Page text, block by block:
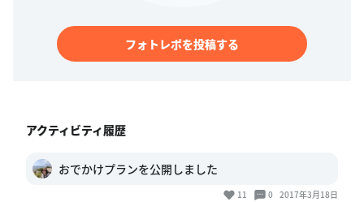
フォトレポを投稿する
アクティビティ履歴
おでかけプランを公開しました
11 0 2017年3月18日